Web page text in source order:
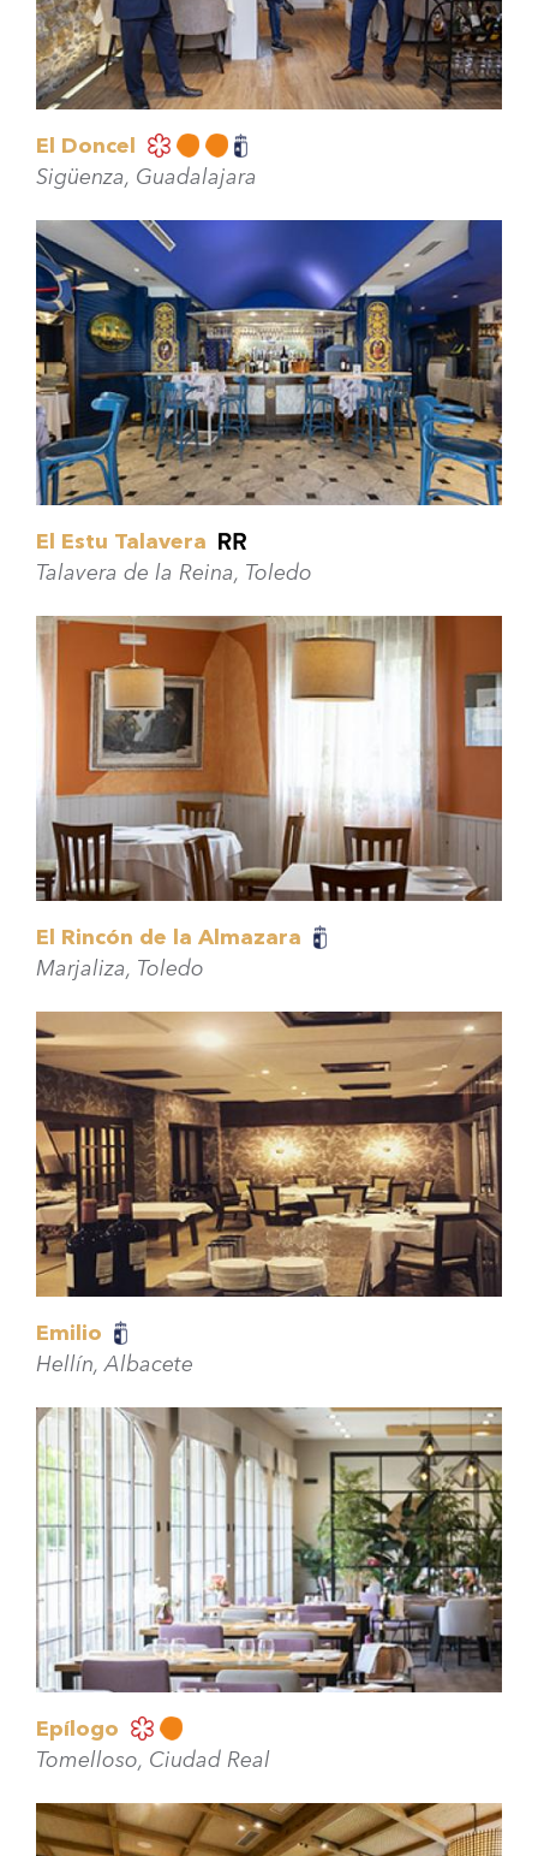
El Doncel
Sigüenza, Guadalajara
El Estu Talavera
Talavera de la Reina, Toledo
El Rincón de la Almazara
Marjaliza, Toledo
Emilio
Hellín, Albacete
Epílogo
Tomelloso, Ciudad Real